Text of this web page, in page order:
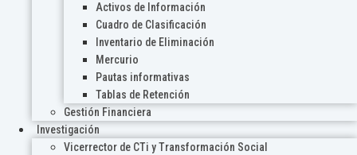
Activos de Información
Cuadro de Clasificación
Inventario de Eliminación
Mercurio
Pautas informativas
Tablas de Retención
Gestión Financiera
Investigación
Vicerrector de CTi y Transformación Social